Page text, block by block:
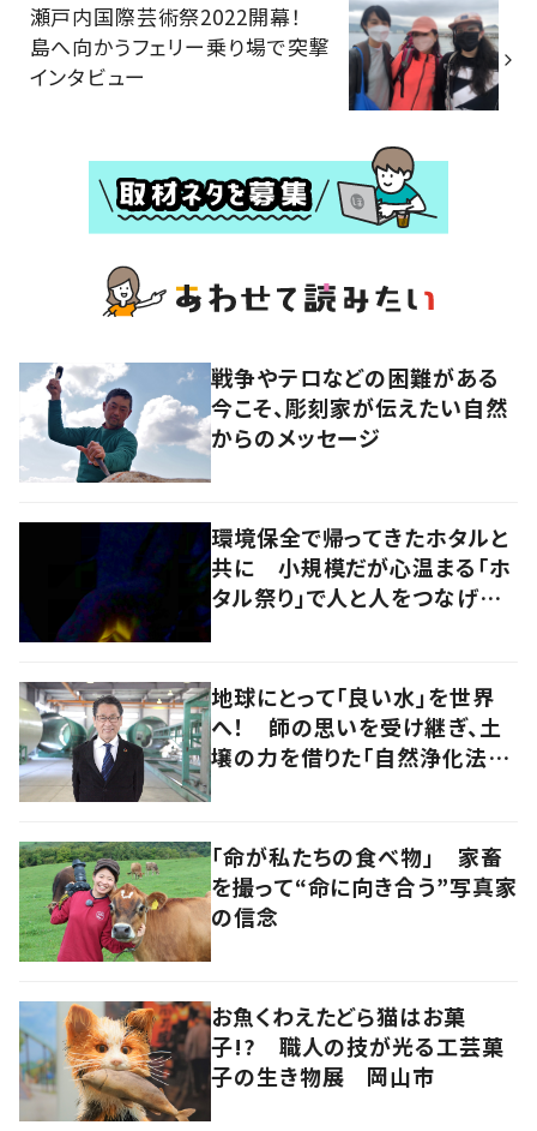
瀬戸内国際芸術祭2022開幕！
島へ向かうフェリー乗り場で突撃
インタビュー
戦争やテロなどの困難がある
今こそ、彫刻家が伝えたい自然
からのメッセージ
環境保全で帰ってきたホタルと
共に 小規模だが心温まる「ホ
タル祭り」で人と人をつなげ
地球にとって「良い水」を世界
へ！ 師の思いを受け継ぎ、土
壌の力を借りた「自然浄化法」
「命が私たちの食べ物」 家畜
を撮って“命に向き合う”写真家
の信念
お魚くわえたどら猫はお菓
子!? 職人の技が光る工芸菓
子の生き物展 岡山市